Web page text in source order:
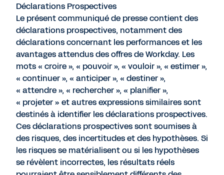
Déclarations Prospectives
Le présent communiqué de presse contient des
déclarations prospectives, notamment des
déclarations concernant les performances et les
avantages attendus des offres de Workday. Les
mots « croire », « pouvoir », « vouloir », « estimer »,
« continuer », « anticiper », « destiner »,
« attendre », « rechercher », « planifier »,
« projeter » et autres expressions similaires sont
destinés à identifier les déclarations prospectives.
Ces déclarations prospectives sont soumises à
des risques, des incertitudes et des hypothèses. Si
les risques se matérialisent ou si les hypothèses
se révèlent incorrectes, les résultats réels